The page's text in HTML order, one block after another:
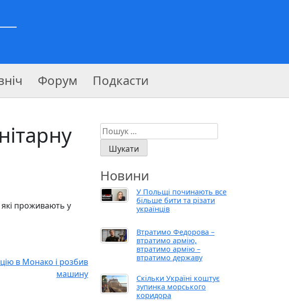
Форум Подкасти
проживають у
в Монако і розбив
машину
Пошук:
Новини
У Польщі починають все
більше бити та різати
українців
Втратимо Федорова –
втратимо армію,
втратимо армію –
втратимо державу
Скільки Україні коштує
зупинка морського
коридора